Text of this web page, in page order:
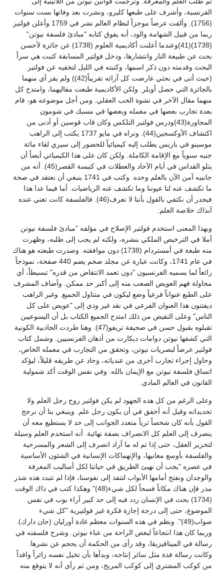
الفرنسية، وأشرف على طبعها كليرو، ونشرت بعد وفاتها بست سنوات
(1756). وألقت عرضاً موجزاً لنظام العالم نشر في 1759 وأعلن فولتير
ربما من قبيل الشهامة والود، أنه يفوق كتابه "مبادئ فلسفة نيوتن"
(1738)(41)وعندما أعلنت أكاديمية العلوم (1738) عن جائزة لأحسن
بحث عن طبيعة النار وانتشارها، ودخل فولتير المسابقة كتبت هي سراً
البحث وقدمته دون ذكر اسمها، وكتبته في الليل لتخفيه عن فولتير
(حيث أتى في بحثي عارضت كل آرائه تقريباً(42)) ولم يفز أي منهما
بالجائزة التي حصل أويلر. ولكن الأكاديمية طبعت مقاليهما، وامتدح كل
منهما مقال الآخر في نشوة الحب العقلي. ومن أجل موضوعه هو، قام
بعدة تجارب بعضها في معمله وبعضها في مسبك في شومون
المجاورة(43)ودرس فولتير التلكس وكان قاب قوسين أو أدنى من
اكتشاف الأوكسجين(44). ونراه في مايو 1737 يكتب إلى الراهب
موسينو في باريس يطلب إليه كيميائياً للحضور إلى سيري لقاء مائة
جنيه سنوياً مع الإقامة الكاملة. ولكن كان على هذا الكيميائي أيضاً أن
يتلو القداس في أيام الآحاد والعطلات في كنيسة القصر(45). أته من
جانبيه آمن الآن بالعلم وحده. وكتب في 1741 ينبغي أن نعتقد في صحة
ما تكشف عنه لنا عيوننا وما تكشف عنه الرياضيات. أما فيما عدا هذا
فيجدر أن نكتفي بالقول بأننا لا نعرف(46). فالفلسفة كانت تعني عنده
آنذاك خلاصة العلم:
وبهذا المعنى استخدم فولتير الإصلاح في مؤلفه "مبادئ فلسفة نيوتن
أملا في الترخيص الملكي بنشره، ولكنه لم يجب إلى طلبه، وظهرت
منه طبعة في أمستردام (1738) دون موافقته. وصدرت طبعته هو هناك
في عام 1741، وكانت عبارة عن مجلد ضخم يضم 440 صفحة، نموذجاً
رائعاً لما يسميه الفرنسيون "دون تعمد الانتقاض من قدره" تبسيطاً، أي
محاولة فهم العويص الصعب منه إلى أكبر حد ممكن. وأضاف المشرف
على الطبع عنواناً فرعياً وضع ليكون في متناول الجميع. وغير الراهب
ديفتنون هذا العنوان الفرعي في نقد غير ودي إلى "عويص على كل
الناس" وعلى النقيض من ذلك امتدح الجميع الكتاب بل أن اليسوعيين
تقبلوه بقبول حسن في صحيفة تريفو(47). وهنا طردت الجاذبية الكونية
التي كشفها نيوتن دوامات ديكارت من أذهان الفرنسيين. وشمل كتاب
فولتير عرضاً لبصريات نيوتن، وتحقق من التجارب في معمله الخاص،
وحاول إجراء تجارب أخرى من عندياته، وحاد عن طريقه قليلاً، ليؤكد
اتساق فلسفة نيوتن مع الإيمان بالله. وفي نفس الوقت أكد شمولية
القانون في العالم المادي.
وعلى الرغم من كل هذه الجهود لم يكن فولتير روح رجل العلم ولا
تحديداته وقيل أنه أخفق في أن يكون رجل علم. وينبغي بنا أن نرجح
القول بأنه كان شخصاً ثرياً متعدد الجوانب إلى حد لا يستطيع معه أن
ينصرف إلى العلم كل الانصراف بصفة نهائية. أنه استخدم العلم وسيلة
لتحرير العقل، حتى إذا تم له ما أراد انصرف إلى الشعر والمسرحية
والفلسفة بأوسع معانيها، والإنهماكات الإنسانية في الشئون الأساسية
في عصره "يجب أن نهيئ الطريق في حياتنا لكل أساليب المعرفة
والوجدان ونفتح أمامها الأبواب لتنفذ إلى نفوسنا، فإذا لم تتبدد هذه شذر
مذر فإن هناك مكاناً فسحاً لكل شيء(48)" وهكذا كتب في ذاك الوقت
(1734) بحث في الإنسان ردد فيه إلى حد كبير آراء بوب في نفس
الموضوع، حتى إلى درجة إجازة فكرة غير فولتيرية "كل شيء
صواب(49)". ونظم في هذه السنوات معظم غادة أورليان (جان دارك).
وربما كان هذا انتجاعاً لبعض الراحة من عناء نيوتن. وشرح فلسفته في
رسالة في الميتافيزيقا، وقد رأى من الحكمة أن يحجم عن نشرها.
وكانت رسالة فذة مثل سائر إنتاجه، وبدأها بأن تخيل نفسه زائراً وافداً
من كوكب المشتري إلى كوكب المريخ، ومن ثم رأى أنه لا يتوقع منه